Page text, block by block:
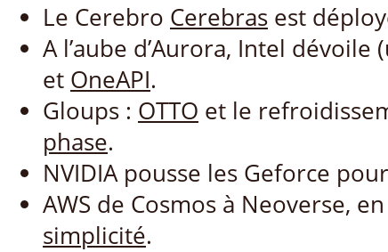
Le Cerebro Cerebras est
A l’aube d’Aurora, Intel dévoile
et OneAPI.
Gloups : OTTO et le
phase.
NVIDIA pousse les Geforce
AWS de Cosmos à Neoverse,
simplicité.